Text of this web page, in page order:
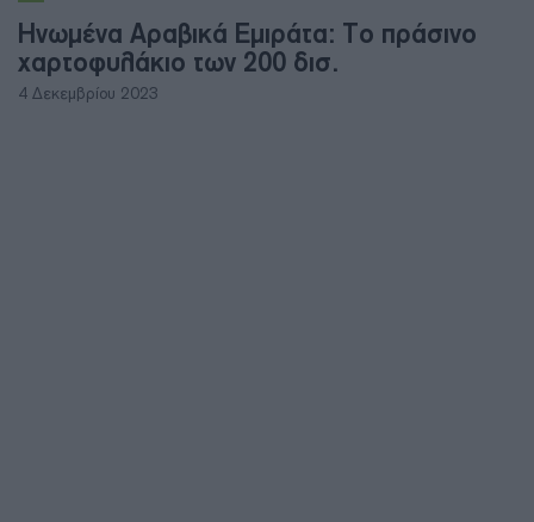
Ηνωμένα Αραβικά Εμιράτα: Το πράσινο
χαρτοφυλάκιο των 200 δισ.
4 Δεκεμβρίου 2023